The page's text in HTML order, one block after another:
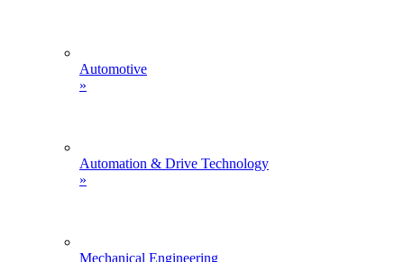
Automotive
»
Automation & Drive Technology
»
Mechanical Engineering